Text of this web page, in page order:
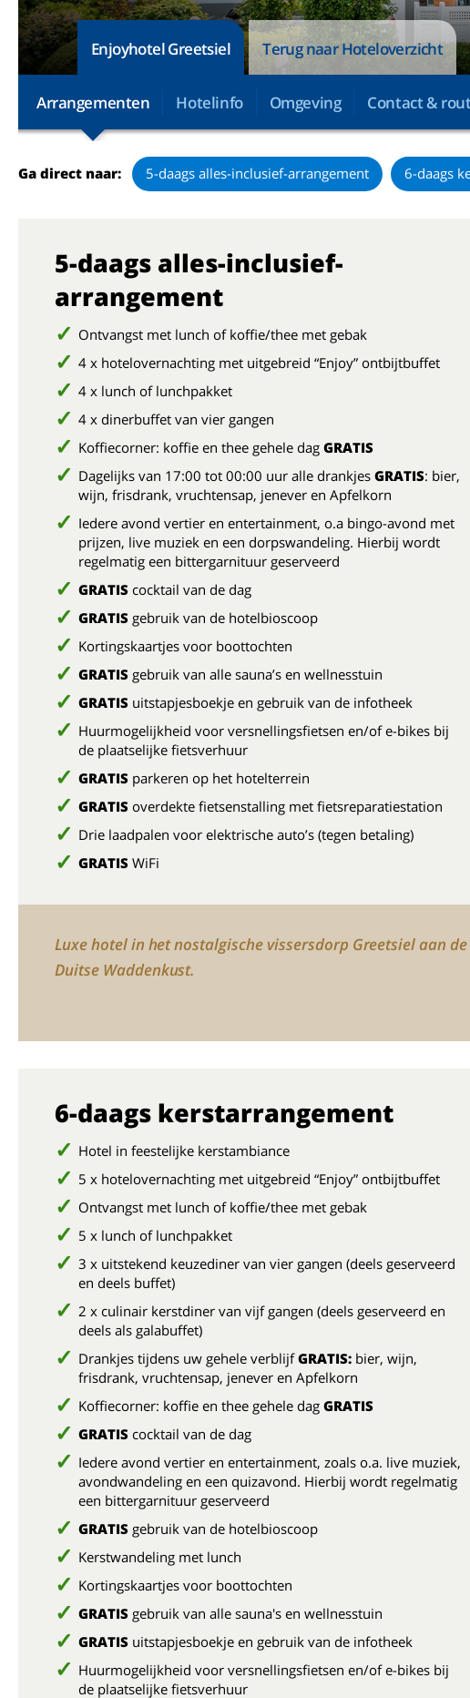
Enjoyhotel Greetsiel Terug naar Hoteloverzicht
Arrangementen Hotelinfo Omgeving Contact &
Ga direct naar: 5-daags alles-inclusief-arrangement 6-daags
5-daags alles-inclusief-
arrangement
Ontvangst met lunch of koffie/thee met gebak
4 x hotelovernachting met uitgebreid “Enjoy” ontbijtbuffet
4 x lunch of lunchpakket
4 x dinerbuffet van vier gangen
Koffiecorner: koffie en thee gehele dag GRATIS
Dagelijks van 17:00 tot 00:00 uur alle drankjes GRATIS: bier,
wijn, frisdrank, vruchtensap, jenever en Apfelkorn
Iedere avond vertier en entertainment, o.a bingo-avond met
prijzen, live muziek en een dorpswandeling. Hierbij wordt
regelmatig een bittergarnituur geserveerd
GRATIS cocktail van de dag
GRATIS gebruik van de hotelbioscoop
Kortingskaartjes voor boottochten
GRATIS gebruik van alle sauna’s en wellnesstuin
GRATIS uitstapjesboekje en gebruik van de infotheek
Huurmogelijkheid voor versnellingsfietsen en/of e-bikes bij
de plaatselijke fietsverhuur
GRATIS parkeren op het hotelterrein
GRATIS overdekte fietsenstalling met fietsreparatiestation
Drie laadpalen voor elektrische auto’s (tegen betaling)
GRATIS WiFi
Luxe hotel in het nostalgische vissersdorp Greetsiel aan de
Duitse Waddenkust.
6-daags kerstarrangement
Hotel in feestelijke kerstambiance
5 x hotelovernachting met uitgebreid “Enjoy” ontbijtbuffet
Ontvangst met lunch of koffie/thee met gebak
5 x lunch of lunchpakket
3 x uitstekend keuzediner van vier gangen (deels geserveerd
en deels buffet)
2 x culinair kerstdiner van vijf gangen (deels geserveerd en
deels als galabuffet)
Drankjes tijdens uw gehele verblijfGRATIS: bier, wijn,
frisdrank, vruchtensap, jenever en Apfelkorn
Koffiecorner: koffie en thee gehele dag GRATIS
GRATIS cocktail van de dag
Iedere avond vertier en entertainment, zoals o.a. live muziek,
avondwandeling en een quizavond. Hierbij wordt regelmatig
een bittergarnituur geserveerd
GRATIS gebruik van de hotelbioscoop
Kerstwandeling met lunch
Kortingskaartjes voor boottochten
GRATIS gebruik van alle sauna's en wellnesstuin
GRATIS uitstapjesboekje en gebruik van de infotheek
Huurmogelijkheid voor versnellingsfietsen en/of e-bikes bij
de plaatselijke fietsverhuur